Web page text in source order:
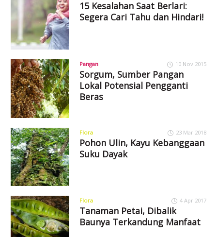
15 Kesalahan Saat Berlari:
Segera Cari Tahu dan Hindari!
Pangan 10 Nov 2015
Sorgum, Sumber Pangan
Lokal Potensial Pengganti
Beras
Flora 23 Mar 2018
Pohon Ulin, Kayu Kebanggaan
Suku Dayak
Flora 4 Apr 2017
Tanaman Petai, Dibalik
Baunya Terkandung Manfaat